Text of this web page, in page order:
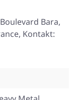
Bara,
Kontakt: